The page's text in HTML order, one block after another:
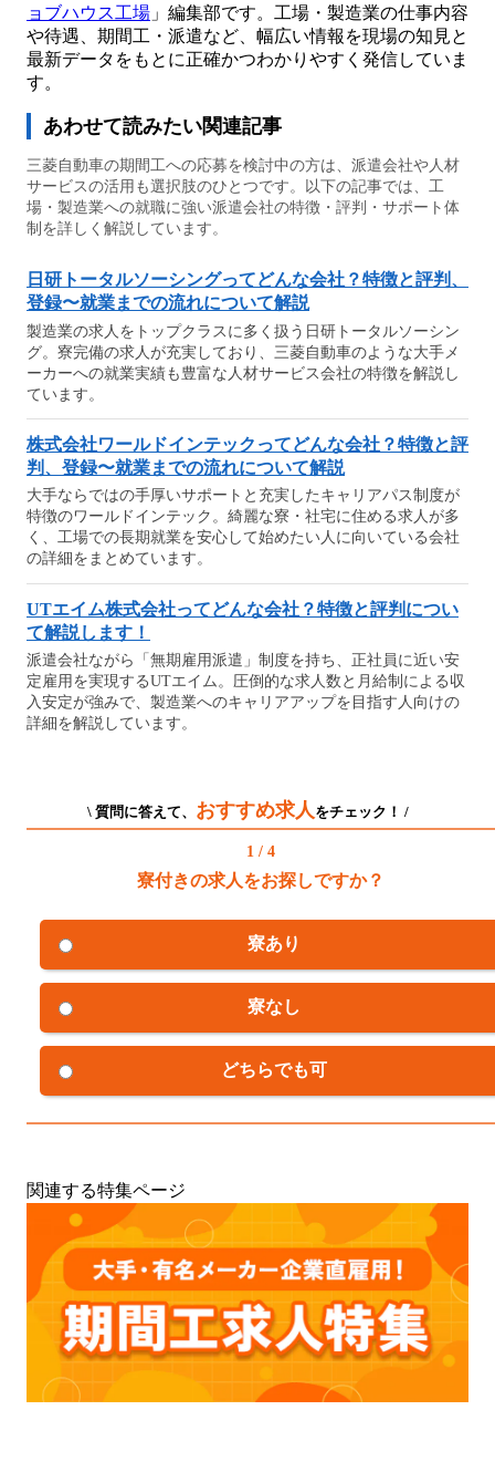
ョブハウス工場 」編集部です。工場・製造業の仕事内容
や待遇、期間工・派遣など、幅広い情報を現場の知見と
最新データをもとに正確かつわかりやすく発信していま
す。
あわせて読みたい関連記事
三菱自動車の期間工への応募を検討中の方は、派遣会社や人材
サービスの活用も選択肢のひとつです。以下の記事では、工
場・製造業への就職に強い派遣会社の特徴・評判・サポート体
制を詳しく解説しています。
日研トータルソーシングってどんな会社？特徴と評判、
登録〜就業までの流れについて解説
製造業の求人をトップクラスに多く扱う日研トータルソーシン
グ。寮完備の求人が充実しており、三菱自動車のような大手メ
ーカーへの就業実績も豊富な人材サービス会社の特徴を解説し
ています。
株式会社ワールドインテックってどんな会社？特徴と評
判、登録〜就業までの流れについて解説
大手ならではの手厚いサポートと充実したキャリアパス制度が
特徴のワールドインテック。綺麗な寮・社宅に住める求人が多
く、工場での長期就業を安心して始めたい人に向いている会社
の詳細をまとめています。
UTエイム株式会社ってどんな会社？特徴と評判につい
て解説します！
派遣会社ながら「無期雇用派遣」制度を持ち、正社員に近い安
定雇用を実現するUTエイム。圧倒的な求人数と月給制による収
入安定が強みで、製造業へのキャリアアップを目指す人向けの
詳細を解説しています。
\ 質問に答えて、 おすすめ求人 をチェック！ /
1 / 4
寮付きの求人をお探しですか？
寮あり
寮なし
どちらでも可
関連する特集ページ